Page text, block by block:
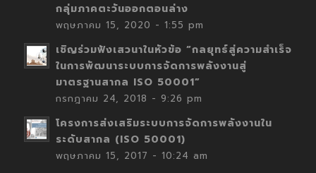
กลุ่มภาคตะวันออกตอนล่าง
พฤษภาคม 15, 2020 - 1:55 pm
เชิญร่วมฟังเสวนาในหัวข้อ “กลยุทธ์สู่ความสำเร็จ
ในการพัฒนาระบบการจัดการพลังงานสู่
มาตรฐานสากล ISO 50001”
กรกฎาคม 24, 2018 - 9:26 pm
โครงการส่งเสริมระบบการจัดการพลังงานใน
ระดับสากล (ISO 50001)
พฤษภาคม 15, 2017 - 10:24 am